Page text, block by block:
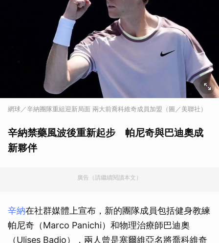
網球／辛納團隊重組迎新局面 兩大前喬科維奇成員加盟（圖／美聯社）
辛納禁藥風波後重新起步 帕尼奇與巴迪奧成
新夥伴
廣告（請繼續閱讀本文）
辛納在社群媒體上宣布，新的團隊成員包括健身教練
帕尼奇（Marco Panichi）和物理治療師巴迪奧
（Ulises Badio），兩人曾是塞爾維亞名將喬科維奇